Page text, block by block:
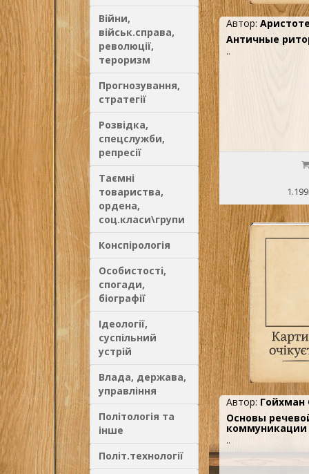
Війни,
військ.справа,
революції,
тероризм
Прогнозування,
стратегії
Розвідка,
спецслужби,
репресії
Таємні
товариства,
ордена,
соц.класи\групи
Конспірологія
Особистості,
спогади,
біографії
Ідеології,
суспільний
устрій
Влада, держава,
управління
Політологія та
інше
Політ.технології
Автор:
Античные
..
Автор: Гойхман
Основы
коммуникации
..